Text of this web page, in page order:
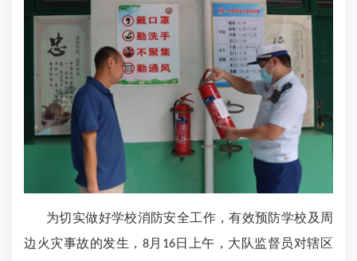
为切实做好学校消防安全工作，有效预防学校及周
边火灾事故的发生， 8月 16日上午，大队监督员对辖区